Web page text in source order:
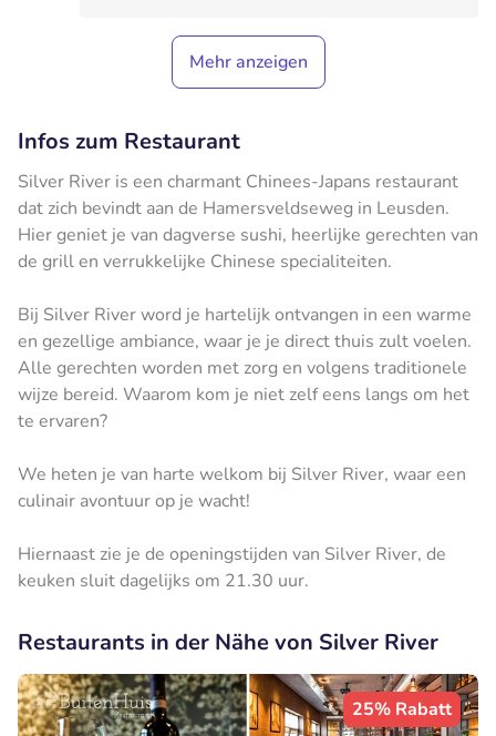
Mehr anzeigen
Infos zum Restaurant
Silver River is een charmant Chinees-Japans restaurant
dat zich bevindt aan de Hamersveldseweg in Leusden.
Hier geniet je van dagverse sushi, heerlijke gerechten van
de grill en verrukkelijke Chinese specialiteiten.
Bij Silver River word je hartelijk ontvangen in een warme
en gezellige ambiance, waar je je direct thuis zult voelen.
Alle gerechten worden met zorg en volgens traditionele
wijze bereid. Waarom kom je niet zelf eens langs om het
te ervaren?
We heten je van harte welkom bij Silver River, waar een
culinair avontuur op je wacht!
Hiernaast zie je de openingstijden van Silver River, de
keuken sluit dagelijks om 21.30 uur.
Restaurants in der Nähe von Silver River
25% Rabatt